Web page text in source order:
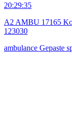
20:29:35
A2 AMBU 17165
123030
ambulance Gepaste